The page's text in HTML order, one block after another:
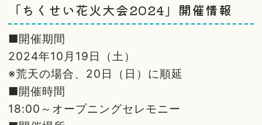
「ちくせい花火大会2024」開催情報
■開催期間
2024年10月19日（土）
※荒天の場合、20日（日）に順延
■開催時間
18:00～オープニングセレモニー